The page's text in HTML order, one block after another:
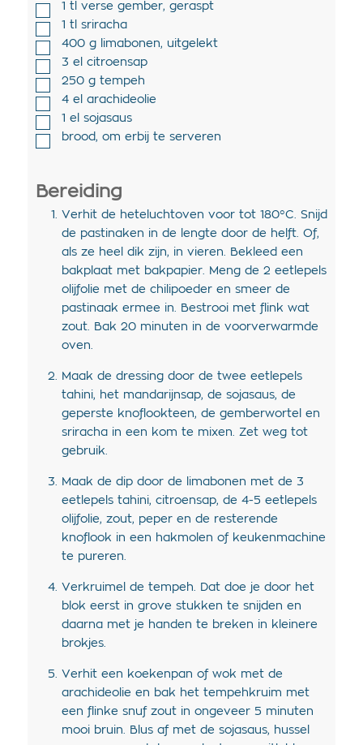
1 tl verse gember, geraspt
1 tl sriracha
400 g limabonen, uitgelekt
3 el
citroensap
250 g tempeh
4 el
arachideolie
1 el
sojasaus
brood, om erbij te serveren
Bereiding
Verhit de heteluchtoven voor tot 180°C. Snijd
de pastinaken in de lengte door de helft. Of,
als ze heel dik zijn, in vieren. Bekleed een
bakplaat met bakpapier. Meng de 2 eetlepels
olijfolie met de chilipoeder en smeer de
pastinaak ermee in. Bestrooi met flink wat
zout. Bak 20 minuten in de voorverwarmde
oven.
Maak de dressing door de twee eetlepels
tahini, het mandarijnsap, de sojasaus, de
geperste knoflookteen, de gemberwortel en
sriracha in een kom te mixen. Zet weg tot
gebruik.
Maak de dip door de limabonen met de 3
eetlepels tahini, citroensap, de 4-5 eetlepels
olijfolie, zout, peper en de resterende
knoflook in een hakmolen of keukenmachine
te pureren.
Verkruimel de tempeh. Dat doe je door het
blok eerst in grove stukken te snijden en
daarna met je handen te breken in kleinere
brokjes.
Verhit een koekenpan of wok met de
arachideolie en bak het tempehkruim met
een flinke snuf zout in ongeveer 5 minuten
mooi bruin. Blus af met de sojasaus, hussel